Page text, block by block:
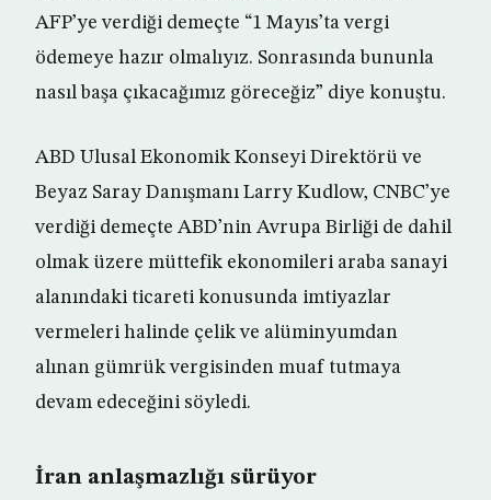
AFP’ye verdiği demeçte “1 Mayıs’ta vergi
ödemeye hazır olmalıyız. Sonrasında bununla
nasıl başa çıkacağımız göreceğiz” diye konuştu.
ABD Ulusal Ekonomik Konseyi Direktörü ve
Beyaz Saray Danışmanı Larry Kudlow, CNBC’ye
verdiği demeçte ABD’nin Avrupa Birliği de dahil
olmak üzere müttefik ekonomileri araba sanayi
alanındaki ticareti konusunda imtiyazlar
vermeleri halinde çelik ve alüminyumdan
alınan gümrük vergisinden muaf tutmaya
devam edeceğini söyledi.
İran anlaşmazlığı sürüyor